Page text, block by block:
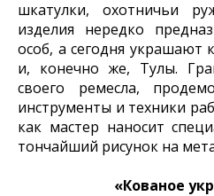
шкатулки, охотничьи
изделия нередко
особ, а сегодня украшают
и, конечно же, Тулы.
своего ремесла,
инструменты и техники
как мастер наносит
тончайший рисунок на
«Кованое